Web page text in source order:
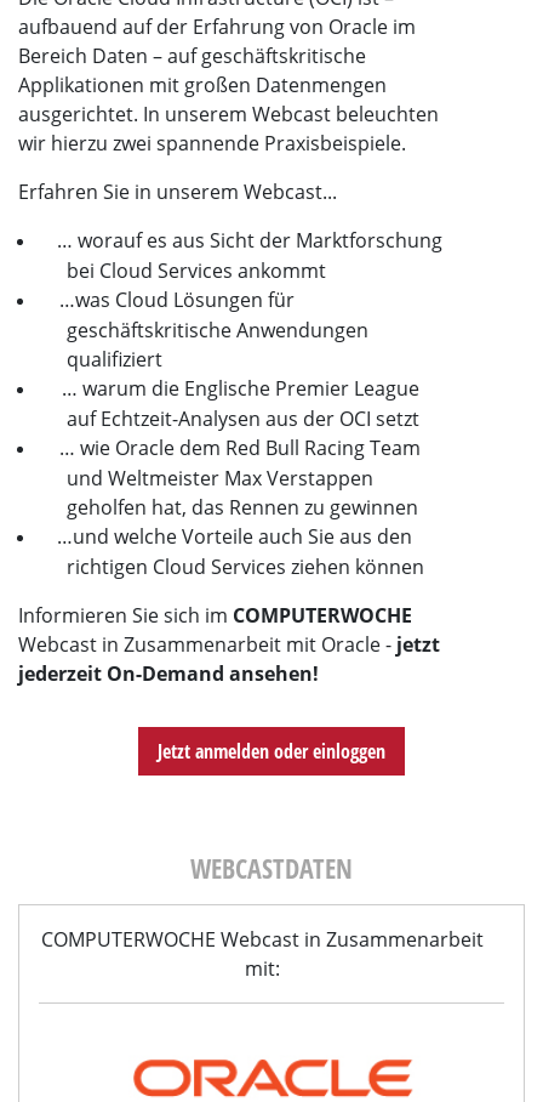
aufbauend auf der Erfahrung von Oracle im
Bereich Daten – auf geschäftskritische
Applikationen mit großen Datenmengen
ausgerichtet. In unserem Webcast beleuchten
wir hierzu zwei spannende Praxisbeispiele.
Erfahren Sie in unserem Webcast...
… worauf es aus Sicht der Marktforschung
bei Cloud Services ankommt
…was Cloud Lösungen für
geschäftskritische Anwendungen
qualifiziert
… warum die Englische Premier League
auf Echtzeit-Analysen aus der OCI setzt
… wie Oracle dem Red Bull Racing Team
und Weltmeister Max Verstappen
geholfen hat, das Rennen zu gewinnen
…und welche Vorteile auch Sie aus den
richtigen Cloud Services ziehen können
Informieren Sie sich im COMPUTERWOCHE
Webcast in Zusammenarbeit mit Oracle - jetzt
jederzeit On-Demand ansehen!
Jetzt anmelden oder einloggen
WEBCASTDATEN
COMPUTERWOCHE Webcast in Zusammenarbeit
mit: